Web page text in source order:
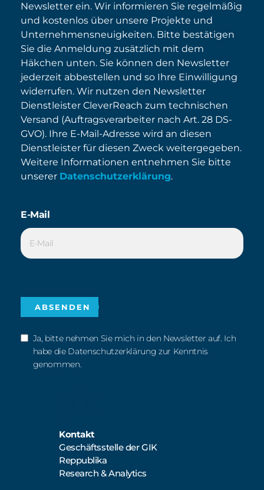
Newsletter ein. Wir informieren Sie regelmäßig
und kostenlos über unsere Projekte und
Unternehmensneuigkeiten. Bitte bestätigen
Sie die Anmeldung zusätzlich mit dem
Häkchen unten. Sie können den Newsletter
jederzeit abbestellen und so Ihre Einwilligung
widerrufen. Wir nutzen den Newsletter
Dienstleister CleverReach zum technischen
Versand (Auftragsverarbeiter nach Art. 28 DS-
GVO). Ihre E-Mail-Adresse wird an diesen
Dienstleister für diesen Zweck weitergegeben.
Weitere Informationen entnehmen Sie bitte
unserer Datenschutzerklärung.
E-Mail
Ja, bitte nehmen Sie mich in den Newsletter auf. Ich
habe die Datenschutzerklärung zur Kenntnis
genommen.
Kontakt
Geschäftsstelle der GIK
Reppublika
Research & Analytics